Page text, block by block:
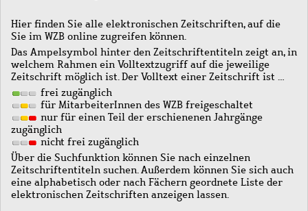
Hier finden Sie alle elektronischen Zeitschriften, auf die
Sie im WZB online zugreifen können.
Das Ampelsymbol hinter den Zeitschriftentiteln zeigt an, in
welchem Rahmen ein Volltextzugriff auf die jeweilige
Zeitschrift möglich ist. Der Volltext einer Zeitschrift ist …
frei zugänglich
für MitarbeiterInnen des WZB freigeschaltet
nur für einen Teil der erschienenen Jahrgänge
zugänglich
nicht frei zugänglich
Über die Suchfunktion können Sie nach einzelnen
Zeitschriftentiteln suchen. Außerdem können Sie sich auch
eine alphabetisch oder nach Fächern geordnete Liste der
elektronischen Zeitschriften anzeigen lassen.